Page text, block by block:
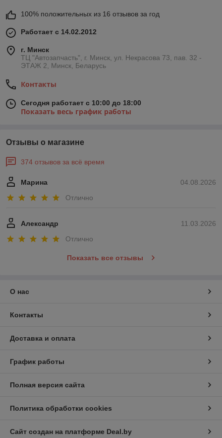
100% положительных из 16 отзывов за год
Работает с 14.02.2012
г. Минск
ТЦ "Автозапчасть", г. Минск, ул. Некрасова 73, пав. 32 -
ЭТАЖ 2, Минск, Беларусь
Контакты
Сегодня работает с 10:00 до 18:00
Показать весь график работы
Отзывы о магазине
374 отзывов за всё время
04.08.2026
Марина
Отлично
11.03.2026
Александр
Отлично
Показать все отзывы
О нас
Контакты
Доставка и оплата
График работы
Полная версия сайта
Политика обработки cookies
Сайт создан на платформе Deal.by